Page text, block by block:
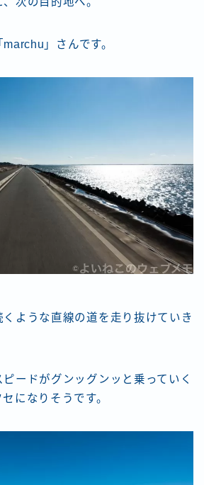
」さんです。
ような直線の道を走り抜けていき
ードがグンッグンッと乗っていく
になりそうです。